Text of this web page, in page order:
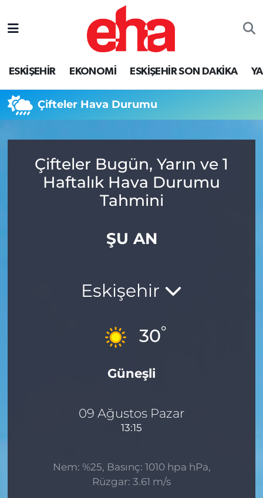
ESKİŞEHİR EKONOMİ ESKİŞEHİR SON DAKİKA
Çifteler Hava Durumu
Çifteler Bugün, Yarın ve 1
Haftalık Hava Durumu
Tahmini
ŞU AN
Eskişehir
30°
Güneşli
09 Ağustos Pazar
13:15
Nem: %25, Basınç: 1010 hpa hPa,
Rüzgar: 3.61 m/s